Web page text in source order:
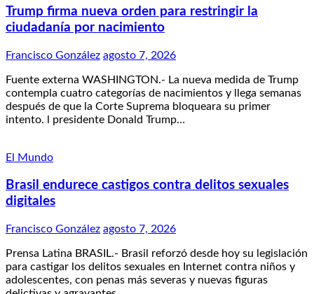
Trump firma nueva orden para restringir la
ciudadanía por nacimiento
Francisco González agosto 7, 2026
Fuente externa WASHINGTON.- La nueva medida de Trump
contempla cuatro categorías de nacimientos y llega semanas
después de que la Corte Suprema bloqueara su primer
intento. l presidente Donald Trump…
El Mundo
Brasil endurece castigos contra delitos sexuales
digitales
Francisco González agosto 7, 2026
Prensa Latina BRASIL.- Brasil reforzó desde hoy su legislación
para castigar los delitos sexuales en Internet contra niños y
adolescentes, con penas más severas y nuevas figuras